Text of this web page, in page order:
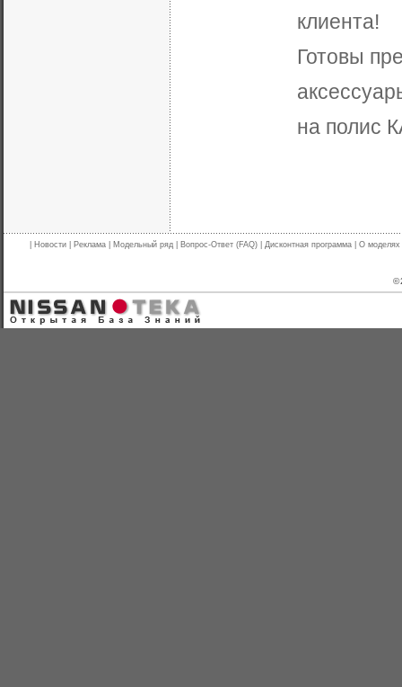
клиента!
Готовы
на полис
Новости Реклама Модельный ряд Вопрос-Ответ (FAQ) Дисконтная программа О моделях
©